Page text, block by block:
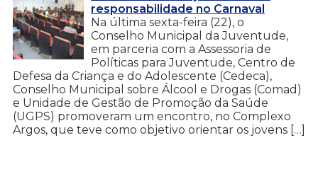
responsabilidade no Carnaval
Na última sexta-feira (22), o
Conselho Municipal da Juventude,
em parceria com a Assessoria de
Políticas para Juventude, Centro de
Defesa da Criança e do Adolescente (Cedeca),
Conselho Municipal sobre Álcool e Drogas (Comad)
e Unidade de Gestão de Promoção da Saúde
(UGPS) promoveram um encontro, no Complexo
Argos, que teve como objetivo orientar os jovens […]